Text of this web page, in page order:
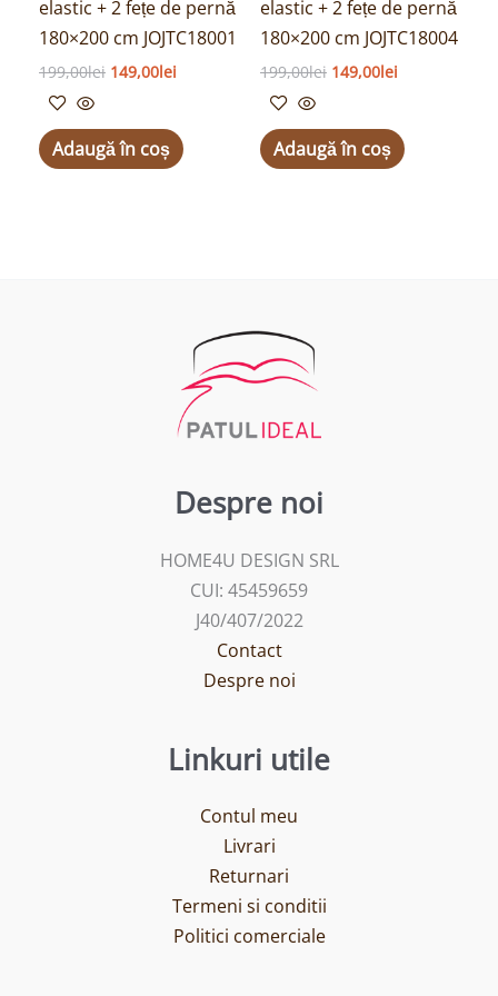
elastic + 2 fețe de pernă
180×200 cm JOJTC18001
199,00lei 149,00lei
Adaugă în coș
elastic + 2 fețe de pernă
180×200 cm JOJTC18004
199,00lei 149,00lei
Adaugă în coș
Despre noi
HOME4U DESIGN SRL
CUI: 45459659
J40/407/2022
Contact
Despre noi
Linkuri utile
Contul meu
Livrari
Returnari
Termeni si conditii
Politici comerciale